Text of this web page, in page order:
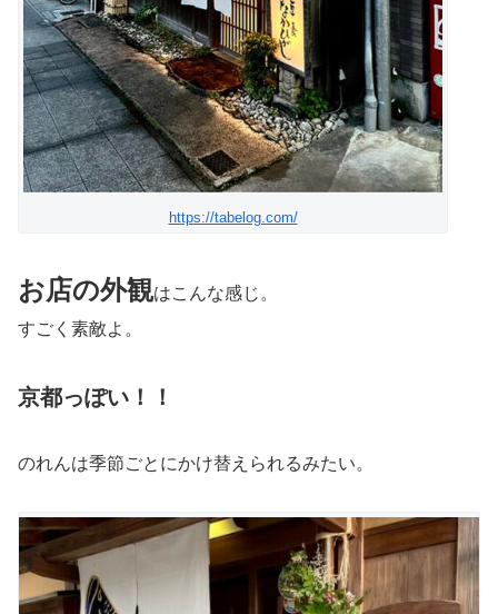
https://tabelog.com/
お店の外観はこんな感じ。
すごく素敵よ。
京都っぽい！！
のれんは季節ごとにかけ替えられるみたい。